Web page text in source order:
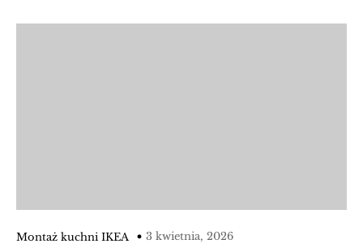
Montaż kuchni IKEA 3 kwietnia, 2026